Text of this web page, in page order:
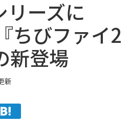
リーズに
ちびファイ2
新登場
新